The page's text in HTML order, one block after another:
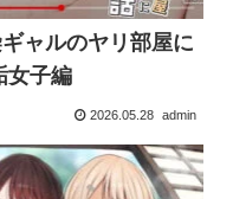
ャルのヤリ部屋に
裏垢女子編
2026.05.28 admin